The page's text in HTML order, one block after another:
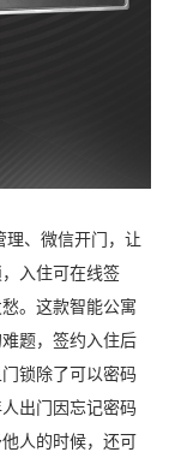
、微信开门，让
入住可在线签
。这款智能公寓
题，签约入住后
锁除了可以密码
出门因忘记密码
人的时候，还可